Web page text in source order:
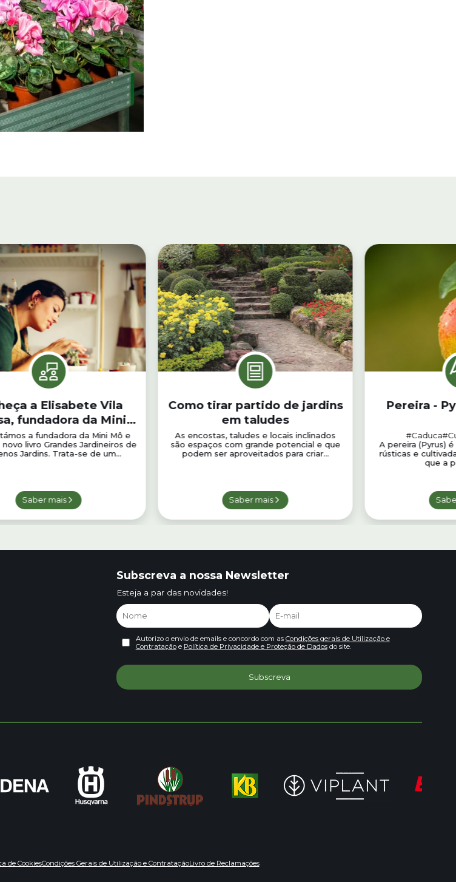
a Elisabete Vila
fundadora da Mini
Mô
a fundadora da Mini Mô e
livro Grandes Jardineiros de
Jardins. Trata-se de um...
Saber mais
Como tirar partido de jardins
em taludes
As encostas, taludes e locais inclinados
são espaços com grande potencial e que
podem ser aproveitados para criar...
Saber mais
Pereira -
#Caduca
A pereira (Pyrus)
rústicas e
que a
Subscreva a nossa Newsletter
Esteja a par das novidades!
Autorizo o envio de emails e concordo com as Condições gerais de Utilização e
Contrataçãoe Política de Privacidade e Proteção de Dadosdo site.
de CookiesCondições Gerais de Utilização e ContrataçãoLivro de Reclamações